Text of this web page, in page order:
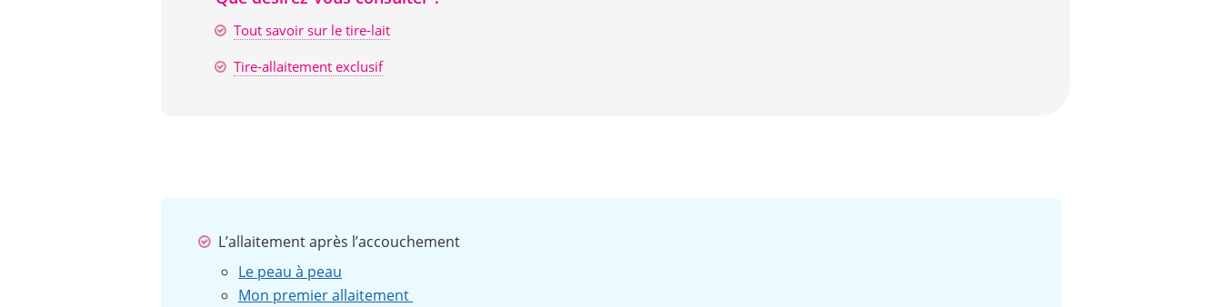
Tout savoir sur le tire-lait
Tire-allaitement exclusif
L’allaitement après l’accouchement
Le peau à peau
Mon premier allaitement